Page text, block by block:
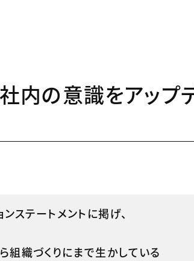
内の意識をアップ
ステートメントに掲げ、
組織づくりにまで生かしている